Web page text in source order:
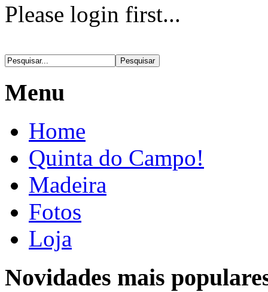
Please login first...
Menu
Home
Quinta do Campo!
Madeira
Fotos
Loja
Novidades mais